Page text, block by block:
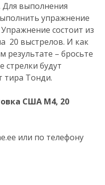
Для выполнения
упражнение
состоит из
20 выстрелов. И как
– бросьте
стрелки будут
тира Тонди.
США M4, 20
или по телефону